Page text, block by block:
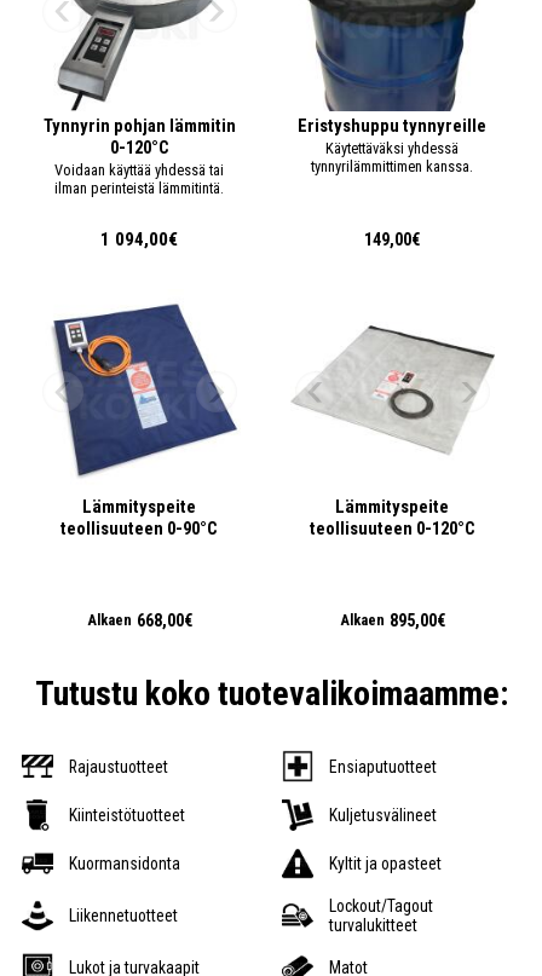
Tynnyrin pohjan lämmitin
0-120°C
Voidaan käyttää yhdessä tai
ilman perinteistä lämmitintä.
1 094,00€
Eristyshuppu tynnyreille
Käytettäväksi yhdessä
tynnyrilämmittimen kanssa.
149,00€
Lämmityspeite
teollisuuteen 0-90°C
Alkaen 668,00€
Lämmityspeite
teollisuuteen 0-120°C
Alkaen 895,00€
Tutustu koko tuotevalikoimaamme:
Rajaustuotteet Ensiaputuotteet
Kiinteistötuotteet Kuljetusvälineet
Kuormansidonta Kyltit ja opasteet
Liikennetuotteet
Lockout/Tagout
turvalukitteet
Lukot ja turvakaapit Matot